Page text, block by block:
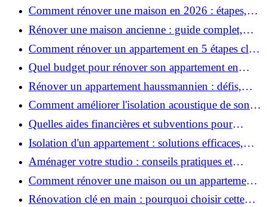
Comment rénover une maison en 2026 : étapes,
coûts et conseils ?
Rénover une maison ancienne : guide complet,
étapes, budget et astuces
Comment rénover un appartement en 5 étapes clés
?
Quel budget pour rénover son appartement en
2026 ?
Rénover un appartement haussmannien : défis,
conseils pratiques et estimation des prix
Comment améliorer l'isolation acoustique de son
appartement ?
Quelles aides financières et subventions pour
rénover votre appartement en 2026 ?
Isolation d'un appartement : solutions efficaces,
prix et conseils
Aménager votre studio : conseils pratiques et
erreurs à éviter
Comment rénover une maison ou un appartement
avec 50 000 € : budget, étapes et astuces ?
Rénovation clé en main : pourquoi choisir cette